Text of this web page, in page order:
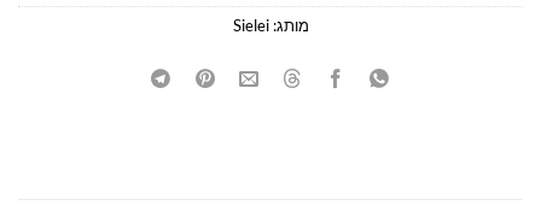
מותג:Sielei